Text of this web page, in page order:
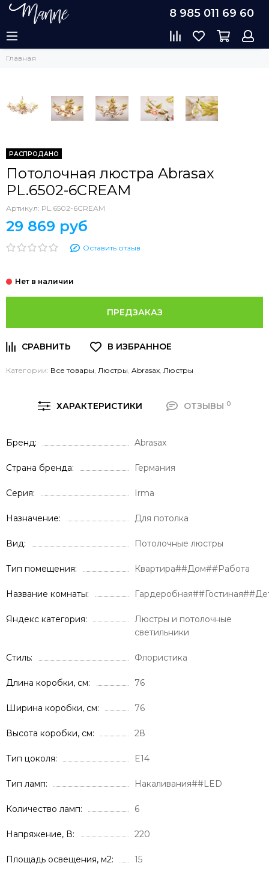
8 985 011 69 60
Главная
РАСПРОДАНО
Потолочная люстра Abrasax
PL.6502-6CREAM
Артикул: PL.6502-6CREAM
29 869 руб
Оставить отзыв
ПРЕДЗАКАЗ
Категории: Все товары, Люстры, Abrasax, Люстры
ХАРАКТЕРИСТИКИ ОТЗЫВЫ 0
Бренд Abrasax
Страна бренда Германия
Серия Irma
Назначение Для потолка
Вид Потолочные люстры
Тип помещения Квартира##Дом##Работа
Название комнаты
Яндекс категория
Люстры и потолочные
светильники
Стиль Флористика
Длина коробки, см 76
Ширина коробки, см 76
Высота коробки, см 28
Тип цоколя E14
Тип ламп Накаливания##LED
Количество ламп 6
Напряжение, В 220
Площадь освещения, м2 15